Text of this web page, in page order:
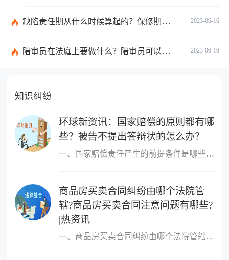
2023-06-16
缺陷责任期从什么时候算起的？保修期与缺陷责任期的区别是什么？
2023-06-16
陪审员在法庭上要做什么？陪审员可以参加二审吗为什么？ 全球时讯
知识纠纷
环球新资讯：国家赔偿的原则都有哪
些？被告不提出答辩状的怎么办？
一、国家赔偿责任产生的前提条件是哪些国家赔偿责任产生的前提条件
商品房买卖合同纠纷由哪个法院管
辖?商品房买卖合同注意问题有哪些?
|热资讯
一、商品房买卖合同纠纷由哪个法院管辖?很多人的概念中，只要是房屋